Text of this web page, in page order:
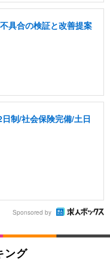
具合の検証と改善提案
制/社会保険完備/土日
Sponsored by
ング